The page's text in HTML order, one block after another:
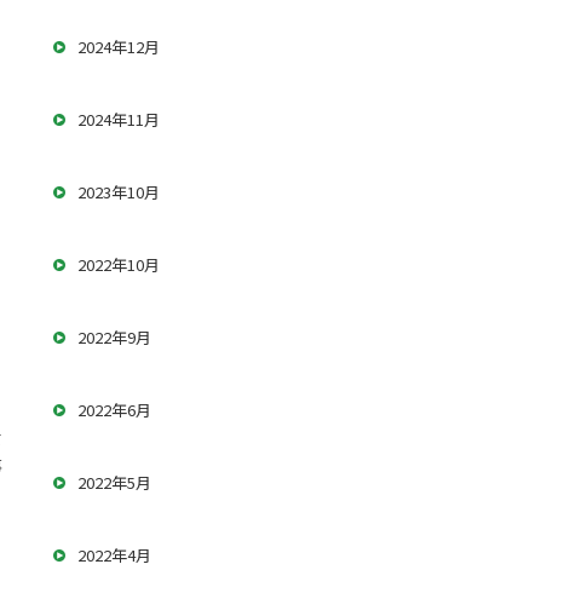
2024年12月
2024年11月
2023年10月
2022年10月
2022年9月
2022年6月
2022年5月
2022年4月